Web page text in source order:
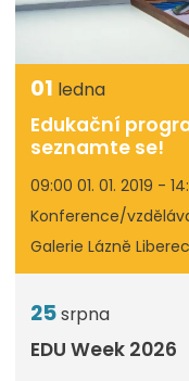
01 ledna
Edukační
seznamte se!
09:00 01. 01. 2019 -
Konference/
Galerie Lázně Liberec
25srpna
EDU Week 2026